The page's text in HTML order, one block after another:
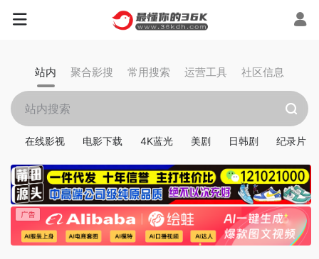
站内 聚合影搜 常用搜索 运营工具 社区信息
在线影视 电影下载 4K蓝光 美剧 日韩剧 纪录片